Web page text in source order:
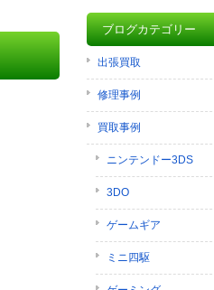
ブログカテゴリー
出張買取
修理事例
買取事例
ニンテンドー3DS
3DO
ゲームギア
ミニ四駆